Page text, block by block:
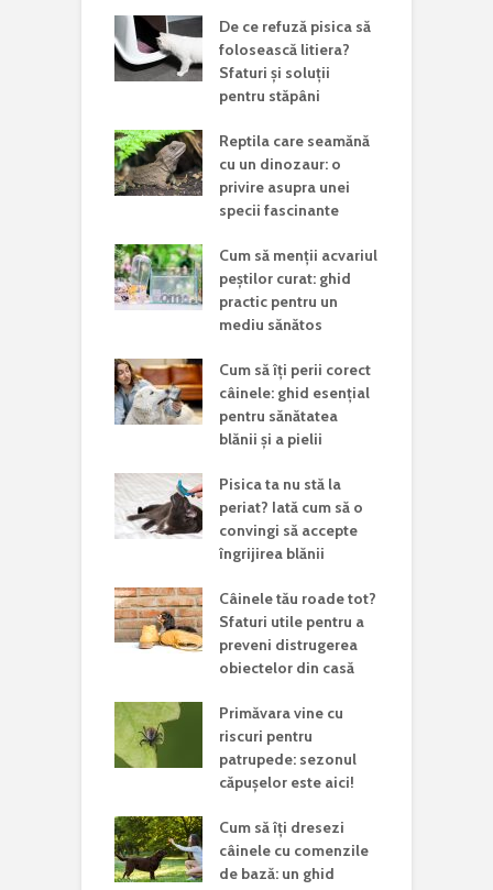
De ce refuză pisica să
folosească litiera?
Sfaturi și soluții
pentru stăpâni
Reptila care seamănă
cu un dinozaur: o
privire asupra unei
specii fascinante
Cum să menții acvariul
peștilor curat: ghid
practic pentru un
mediu sănătos
Cum să îți perii corect
câinele: ghid esențial
pentru sănătatea
blănii și a pielii
Pisica ta nu stă la
periat? Iată cum să o
convingi să accepte
îngrijirea blănii
Câinele tău roade tot?
Sfaturi utile pentru a
preveni distrugerea
obiectelor din casă
Primăvara vine cu
riscuri pentru
patrupede: sezonul
căpușelor este aici!
Cum să îți dresezi
câinele cu comenzile
de bază: un ghid